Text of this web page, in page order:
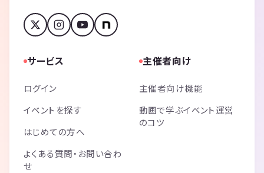
サービス
ログイン
イベントを探す
はじめての方へ
よくある質問・お問い合わ
せ
主催者向け
主催者向け機能
動画で学ぶイベント運営
のコツ